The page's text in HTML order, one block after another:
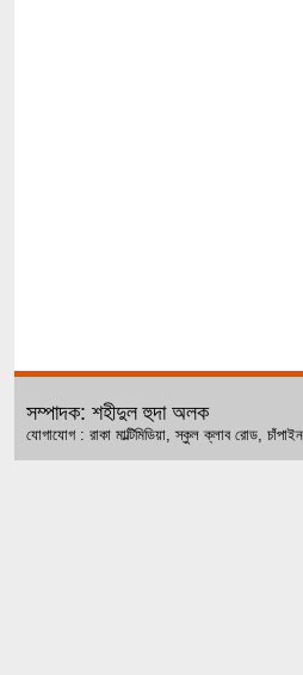
সম্পাদক: শহীদুল হুদা অলক
যোগাযোগ : রাকা মাল্টিমিডিয়া, স্কুল ক্লাব